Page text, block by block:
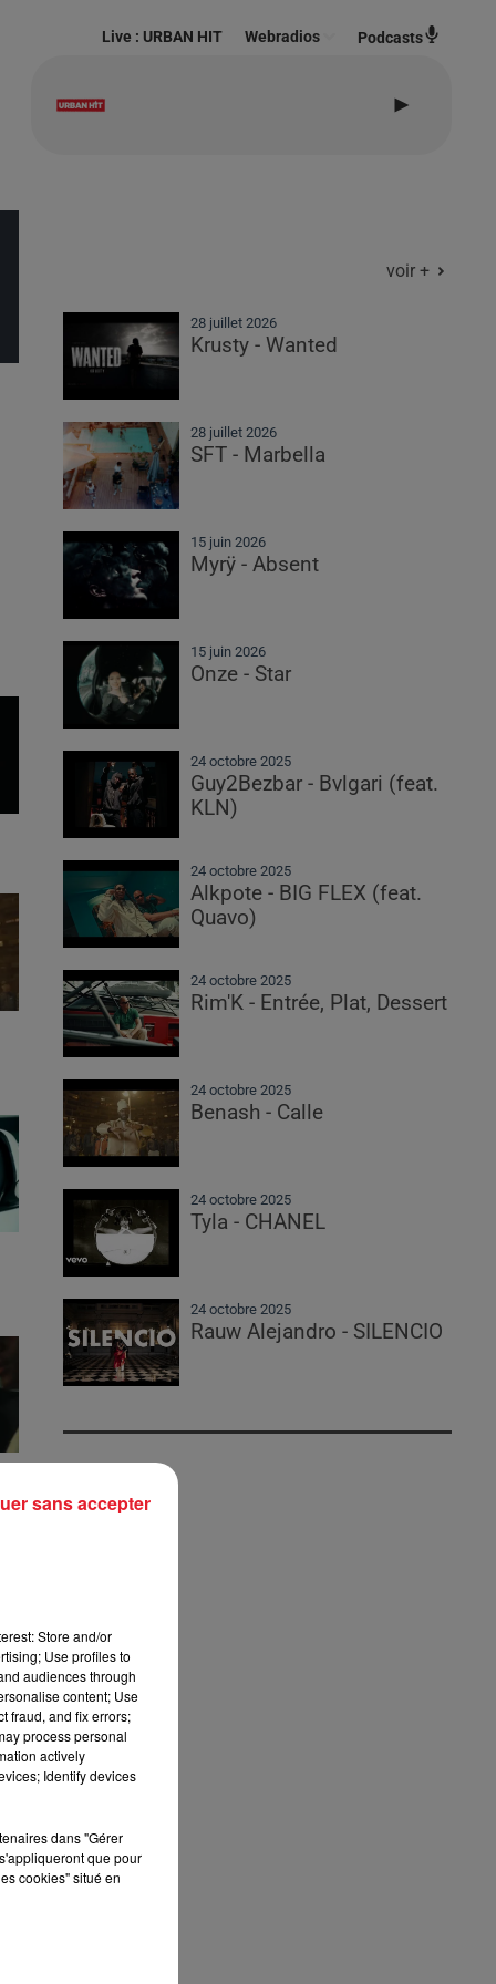
Live : URBAN HIT Webradios Podcasts
voir +
28 juillet 2026
Krusty - Wanted
28 juillet 2026
SFT - Marbella
15 juin 2026
Myrÿ - Absent
15 juin 2026
Onze - Star
24 octobre 2025
Guy2Bezbar - Bvlgari (feat.
KLN)
24 octobre 2025
Alkpote - BIG FLEX (feat.
Quavo)
24 octobre 2025
Rim'K - Entrée, Plat, Dessert
24 octobre 2025
Benash - Calle
24 octobre 2025
Tyla - CHANEL
24 octobre 2025
Rauw Alejandro - SILENCIO
Store and/or
Use profiles to
audiences through
content; Use
fraud, and fix errors;
process personal
actively
Identify devices
dans "Gérer
que pour
cookies" situé en
sans accepter